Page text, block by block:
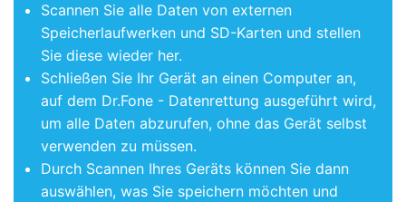
Scannen Sie alle Daten von externen
Speicherlaufwerken und SD-Karten und stellen
Sie diese wieder her.
Schließen Sie Ihr Gerät an einen Computer an,
auf dem Dr.Fone - Datenrettung ausgeführt wird,
um alle Daten abzurufen, ohne das Gerät selbst
verwenden zu müssen.
Durch Scannen Ihres Geräts können Sie dann
auswählen, was Sie speichern möchten und